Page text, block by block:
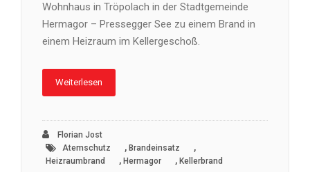
Wohnhaus in Tröpolach in der Stadtgemeinde
Hermagor – Pressegger See zu einem Brand in
einem Heizraum im Kellergeschoß.
Weiterlesen
Florian Jost
Atemschutz
, Brandeinsatz ,
Heizraumbrand , Hermagor , Kellerbrand